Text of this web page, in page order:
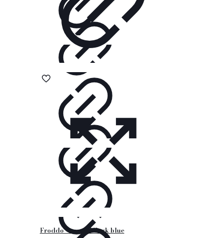
Froddo – sandal dark blue